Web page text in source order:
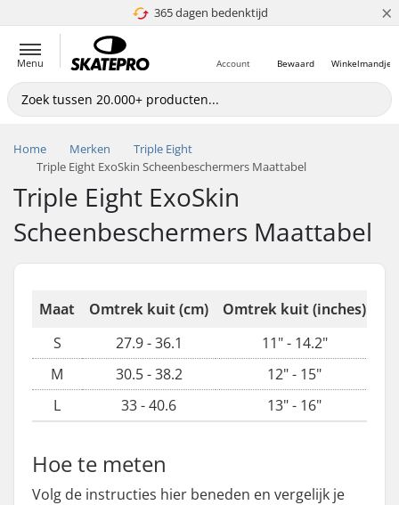
365 dagen bedenktijd
4.8 van 5 ×
Menu Winkelmandje
Bewaard
Account
Home Merken
Triple Eight
Triple Eight ExoSkin Scheenbeschermers Maattabel
Triple Eight ExoSkin
Scheenbeschermers Maattabel
Maat Omtrek kuit (cm)
Omtrek kuit (inches)
S
27.9 - 36.1
11" - 14.2"
M
30.5 - 38.2
12" - 15"
L
33 - 40.6 13" - 16"
Hoe te meten
Volg de instructies hier beneden en vergelijk je